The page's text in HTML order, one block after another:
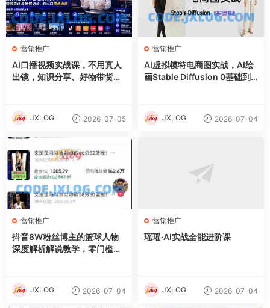
营销推广
AI口播视频实战课，不用真人
出镜，知识分享、好物带货剧
JXLOG 2026-07-05
营销推广
AI虚拟模特电商图实战，AI绘
画Stable Diffusion 0基础到
JXLOG 2026-07-04
营销推广
抖音8W粉丝博主的篮球人物
深度解析解说教学，零门槛玩
JXLOG 2026-07-04
营销推广
瑶瑶·AI实战全能进阶课
JXLOG 2026-07-04